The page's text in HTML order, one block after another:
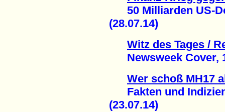
50 Milliarden US-
(28.07.14)
Witz des Tages /
Newsweek Cover,
Wer schoß MH17
Fakten und
(23.07.14)